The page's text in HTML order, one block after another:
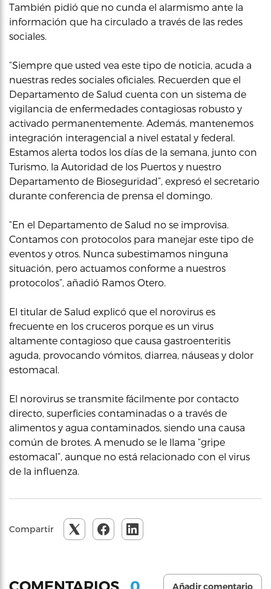
También pidió que no cunda el alarmismo ante la
información que ha circulado a través de las redes
sociales.
“Siempre que usted vea este tipo de noticia, acuda a
nuestras redes sociales oficiales. Recuerden que el
Departamento de Salud cuenta con un sistema de
vigilancia de enfermedades contagiosas robusto y
activado permanentemente. Además, mantenemos
integración interagencial a nivel estatal y federal.
Estamos alerta todos los días de la semana, junto con
Turismo, la Autoridad de los Puertos y nuestro
Departamento de Bioseguridad”, expresó el secretario
durante conferencia de prensa el domingo.
“En el Departamento de Salud no se improvisa.
Contamos con protocolos para manejar este tipo de
eventos y otros. Nunca subestimamos ninguna
situación, pero actuamos conforme a nuestros
protocolos”, añadió Ramos Otero.
El titular de Salud explicó que el norovirus es
frecuente en los cruceros porque es un virus
altamente contagioso que causa gastroenteritis
aguda, provocando vómitos, diarrea, náuseas y dolor
estomacal.
El norovirus se transmite fácilmente por contacto
directo, superficies contaminadas o a través de
alimentos y agua contaminados, siendo una causa
común de brotes. A menudo se le llama “gripe
estomacal”, aunque no está relacionado con el virus
de la influenza.
Compartir
0 Añadir comentario